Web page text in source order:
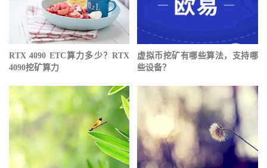
RTX 4090 ETC算力多少？RTX
4090挖矿算力
虚拟币挖矿有哪些算法，支持哪
些设备？